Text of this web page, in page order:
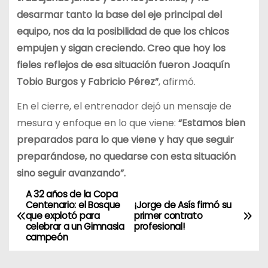
desarmar tanto la base del eje principal del
equipo, nos da la posibilidad de que los chicos
empujen y sigan creciendo. Creo que hoy los
fieles reflejos de esa situación fueron Joaquín
Tobio Burgos y Fabricio Pérez”, afirmó.
En el cierre, el entrenador dejó un mensaje de
mesura y enfoque en lo que viene: “Estamos bien
preparados para lo que viene y hay que seguir
preparándose, no quedarse con esta situación
sino seguir avanzando”.
N
a
¡Jorge de Asís firmó su
primer contrato
profesional!
A 32 años de la Copa
Centenario: el Bosque
que explotó para
celebrar a un Gimnasia
campeón